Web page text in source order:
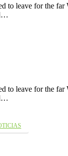
to leave for the
to leave for the